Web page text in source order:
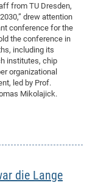
from TU Dresden,
drew attention
conference for the
the conference in
including its
institutes, chip
organizational
led by Prof.
Mikolajick.
die Lange